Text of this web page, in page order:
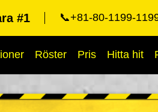
#1 📞+81-80-1199-
Röster Pris Hitta hit